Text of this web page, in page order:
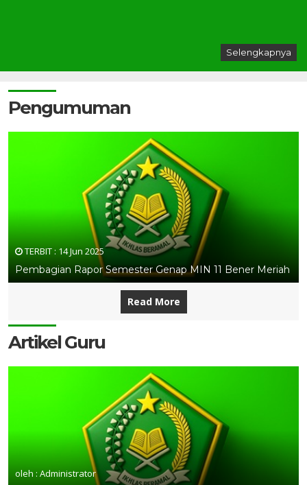
Selengkapnya
Pengumuman
TERBIT : 14 Jun 2025
Pembagian Rapor Semester Genap MIN 11 Bener Meriah
Read More
Artikel Guru
oleh : Administrator